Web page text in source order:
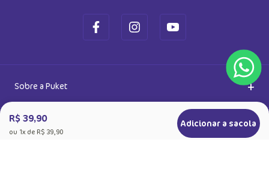
R$ 39,90
ou 1x de R$ 39,90
Adicionar a sacola
Política de Privacidade